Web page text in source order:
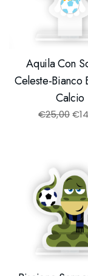
Aquila Con
Celeste-Bianco
Calcio
€25,00€